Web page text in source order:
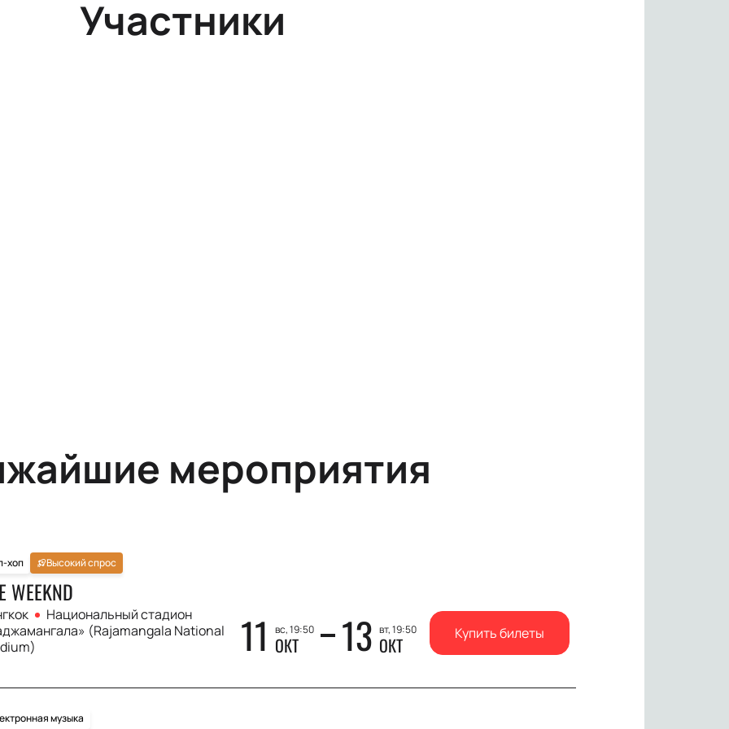
Участники
мероприятия
хоп Высокий спрос
WEEKND
Национальный стадион
(Rajamangala National
11 вс, 19:50
ОКТ 13 вт, 19:50
ОКТ Купить билеты
музыка